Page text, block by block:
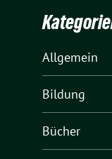
Allgemein
Bildung
Bücher